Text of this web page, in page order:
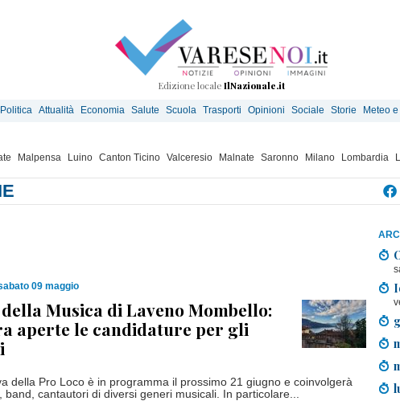
Edizione locale IlNazionale.it
Politica Attualità Economia Salute Scuola Trasporti Opinioni Sociale Storie Meteo
Malpensa Luino Canton Ticino Valceresio Malnate Saronno Milano Lombardia
09 maggio
della Musica di Laveno Mombello:
aperte le candidature per gli
della Pro Loco è in programma il prossimo 21 giugno e coinvolgerà
band, cantautori di diversi generi musicali. In particolare...